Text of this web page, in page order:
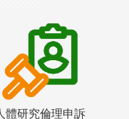
體研究倫理申訴